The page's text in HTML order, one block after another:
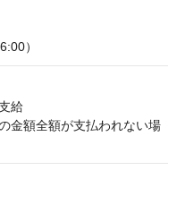
）
給
金額全額が支払われない場